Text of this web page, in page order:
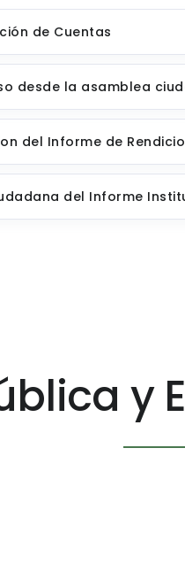
de Cuentas
desde la asamblea
del Informe de
del Informe
y